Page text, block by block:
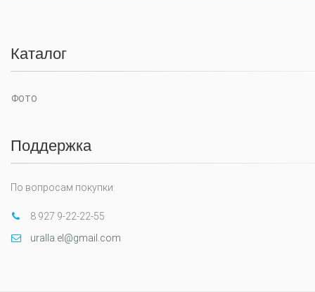
Каталог
ФОТО
Поддержка
По вопросам покупки:
8 927 9-22-22-55
uralla.el@gmail.com